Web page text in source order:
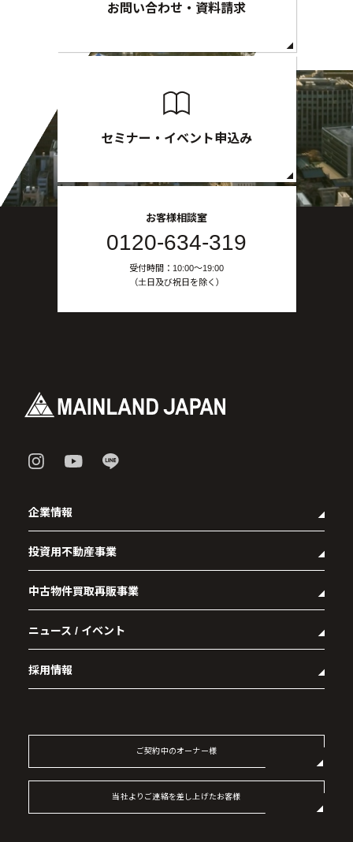
お問い合わせ・資料請求
セミナー・イベント申込み
お客様相談室
0120-634-319
受付時間：10:00〜19:00
（土日及び祝日を除く）
企業情報
- 企業理念
- 代表メッセージ
- 会社概要
- アクセス
- 社会貢献活動
投資用不動産事業
- マンション経営をお考えの方へ
- メインランドグループの強み
- オーナーズデータ
- 資産運用型マンション メインステージシリーズ
中古物件買取再販事業
- RE:MAIN
- リノベーション物件一覧
- リノベーション物件お問い合わせ
ニュース / イベント
採用情報
- 記事一覧
ご契約中のオーナー様
当社よりご連絡を差し上げたお客様